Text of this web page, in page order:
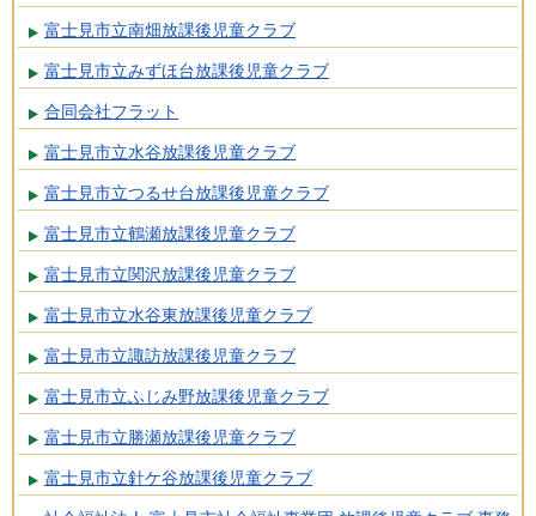
富士見市立南畑放課後児童クラブ
富士見市立みずほ台放課後児童クラブ
合同会社フラット
富士見市立水谷放課後児童クラブ
富士見市立つるせ台放課後児童クラブ
富士見市立鶴瀬放課後児童クラブ
富士見市立関沢放課後児童クラブ
富士見市立水谷東放課後児童クラブ
富士見市立諏訪放課後児童クラブ
富士見市立ふじみ野放課後児童クラブ
富士見市立勝瀬放課後児童クラブ
富士見市立針ケ谷放課後児童クラブ